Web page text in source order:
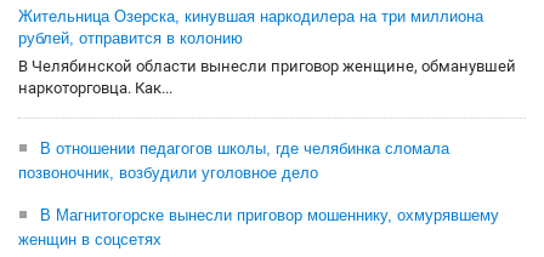
Жительница Озерска, кинувшая наркодилера на три миллиона
рублей, отправится в колонию
В Челябинской области вынесли приговор женщине, обманувшей
наркоторговца. Как...
В отношении педагогов школы, где челябинка сломала
позвоночник, возбудили уголовное дело
В Магнитогорске вынесли приговор мошеннику, охмурявшему
женщин в соцсетях